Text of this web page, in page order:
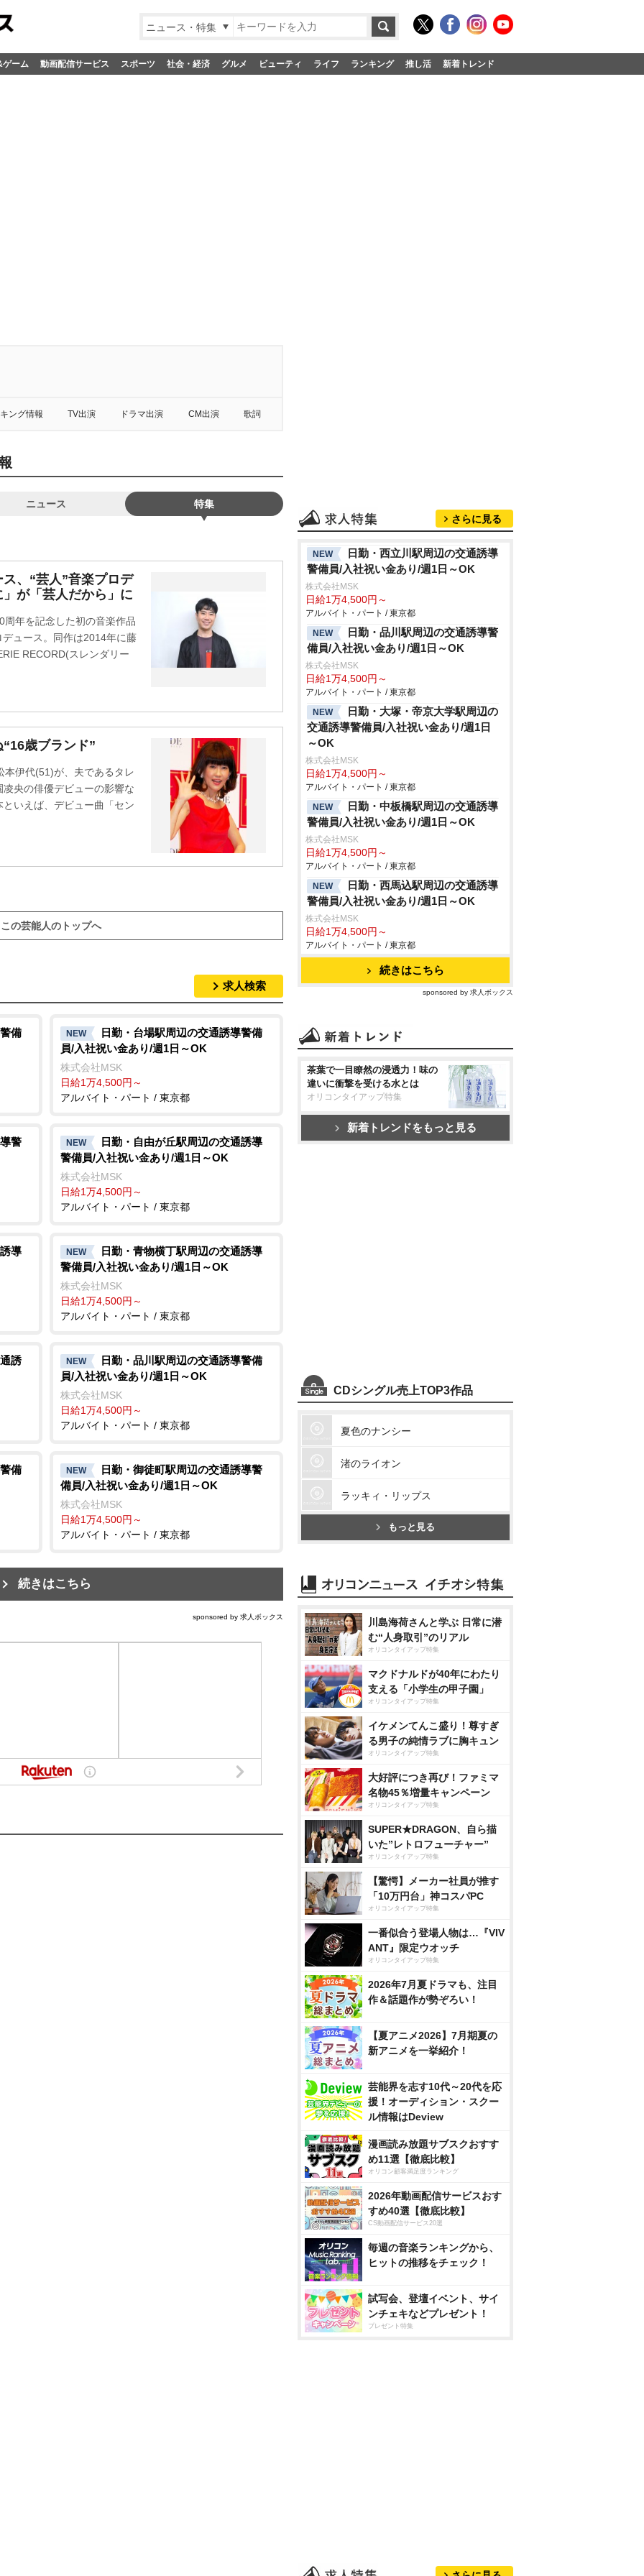
ニュース・特集
ゲーム 動画配信サービス スポーツ 社会・経済 グルメ ビューティ ライフ ランキング 推し活 新着トレンド
ング情報 TV出演 ドラマ出演 CM出演 歌詞
ニュース 特集
、“芸人”音楽プロデ
が「芸人だから」に
年を記念した初の音楽作品
ュース。同作は2014年に藤
RECORD(スレンダリー
歳ブランド”
伊代(51)が、夫であるタレ
央の俳優デビューの影響な
いえば、デビュー曲「セン
この芸能人のトップへ
求人検索
備 NEW
日勤・台場駅周辺の交通誘導警備
員/入社祝い金あり/週1日～OK
株式会社MSK
日給1万4,500円～
アルバイト・パート / 東京都
警 NEW
日勤・自由が丘駅周辺の交通誘導
警備員/入社祝い金あり/週1日～OK
株式会社MSK
日給1万4,500円～
アルバイト・パート / 東京都
導 NEW
日勤・青物横丁駅周辺の交通誘導
警備員/入社祝い金あり/週1日～OK
株式会社MSK
日給1万4,500円～
アルバイト・パート / 東京都
誘 NEW
日勤・品川駅周辺の交通誘導警備
員/入社祝い金あり/週1日～OK
株式会社MSK
日給1万4,500円～
アルバイト・パート / 東京都
備 NEW
日勤・御徒町駅周辺の交通誘導警
備員/入社祝い金あり/週1日～OK
株式会社MSK
日給1万4,500円～
アルバイト・パート / 東京都
続きはこちら
sponsored by 求人ボックス
さらに見る
NEW
日勤・西立川駅周辺の交通誘導
警備員/入社祝い金あり/週1日～OK
株式会社MSK
日給1万4,500円～
アルバイト・パート / 東京都
NEW
日勤・品川駅周辺の交通誘導警
備員/入社祝い金あり/週1日～OK
株式会社MSK
日給1万4,500円～
アルバイト・パート / 東京都
NEW
日勤・大塚・帝京大学駅周辺の
交通誘導警備員/入社祝い金あり/週1日
～OK
株式会社MSK
日給1万4,500円～
アルバイト・パート / 東京都
NEW
日勤・中板橋駅周辺の交通誘導
警備員/入社祝い金あり/週1日～OK
株式会社MSK
日給1万4,500円～
アルバイト・パート / 東京都
NEW
日勤・西馬込駅周辺の交通誘導
警備員/入社祝い金あり/週1日～OK
株式会社MSK
日給1万4,500円～
アルバイト・パート / 東京都
続きはこちら
sponsored by 求人ボックス
茶葉で一目瞭然の浸透力！味の
違いに衝撃を受ける水とは
オリコンタイアップ特集
新着トレンドをもっと見る
CDシングル売上TOP3作品
夏色のナンシー
渚のライオン
ラッキィ・リップス
もっと見る
川島海荷さんと学ぶ 日常に潜
む“人身取引”のリアル
オリコンタイアップ特集
マクドナルドが40年にわたり
支える「小学生の甲子園」
オリコンタイアップ特集
イケメンてんこ盛り！尊すぎ
る男子の純情ラブに胸キュン
オリコンタイアップ特集
大好評につき再び！ファミマ
名物45％増量キャンペーン
オリコンタイアップ特集
SUPER★DRAGON、自ら描
いた”レトロフューチャー”
オリコンタイアップ特集
【驚愕】メーカー社員が推す
「10万円台」神コスパPC
オリコンタイアップ特集
一番似合う登場人物は…『VIV
ANT』限定ウオッチ
オリコンタイアップ特集
2026年7月夏ドラマも、注目
作＆話題作が勢ぞろい！
【夏アニメ2026】7月期夏の
新アニメを一挙紹介！
芸能界を志す10代～20代を応
援！オーディション・スクー
ル情報はDeview
漫画読み放題サブスクおすす
め11選【徹底比較】
オリコン顧客満足度ランキング
2026年動画配信サービスおす
すめ40選【徹底比較】
CS動画配信サービス20選
毎週の音楽ランキングから、
ヒットの推移をチェック！
試写会、登壇イベント、サイ
ンチェキなどプレゼント！
プレゼント特集